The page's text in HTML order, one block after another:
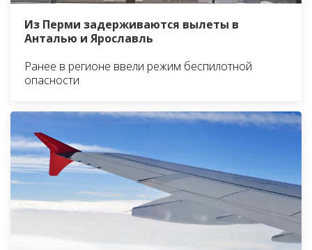
Из Перми задерживаются вылеты в
Анталью и Ярославль
Ранее в регионе ввели режим беспилотной
опасности